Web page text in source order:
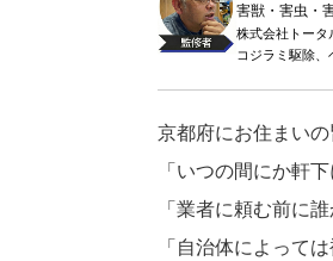
害獣・害虫・
株式会社トータ
コジラミ駆除、
京都府にお住まい
「いつの間にか軒
「業者に頼む前に
「自治体によって